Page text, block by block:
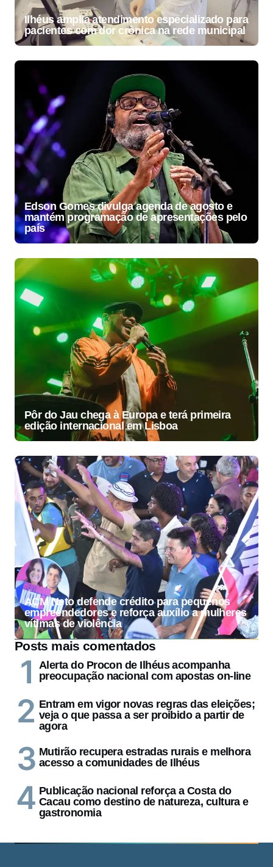
Ilhéus amplia atendimento especializado para
pacientes com dor crônica na rede municipal
Edson Gomes divulga agenda de agosto e
mantém programação de apresentações pelo
país
Pôr do Jau chega à Europa e terá primeira
edição internacional em Lisboa
ACM Neto defende crédito para pequenos
empreendedores e reforça auxílio a mulheres
vítimas de violência
Posts mais comentados
Alerta do Procon de Ilhéus acompanha
preocupação nacional com apostas on-line
Entram em vigor novas regras das eleições;
veja o que passa a ser proibido a partir de
agora
Mutirão recupera estradas rurais e melhora
acesso a comunidades de Ilhéus
Publicação nacional reforça a Costa do
Cacau como destino de natureza, cultura e
gastronomia